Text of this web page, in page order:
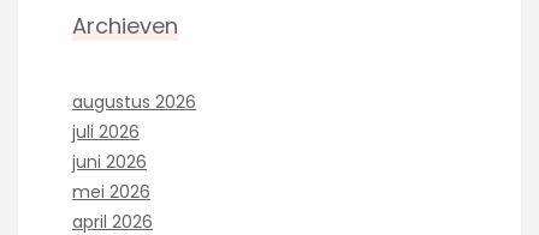
Archieven
augustus 2026
juli 2026
juni 2026
mei 2026
april 2026